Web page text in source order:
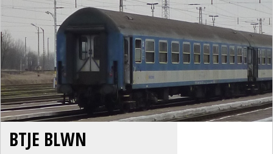
BTJE BLWN